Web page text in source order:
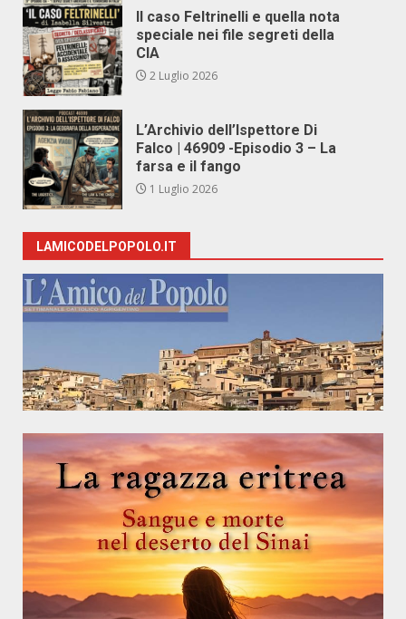
Il caso Feltrinelli e quella nota
speciale nei file segreti della
CIA
2 Luglio 2026
L’Archivio dell’Ispettore Di
Falco | 46909 -Episodio 3 – La
farsa e il fango
1 Luglio 2026
LAMICODELPOPOLO.IT